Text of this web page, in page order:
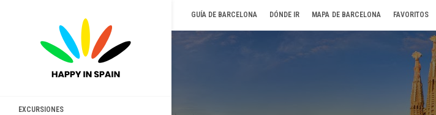
GUÍA DE BARCELONA DÓNDE IR MAPA DE BARCELONA FAVORITOS
EXCURSIONES